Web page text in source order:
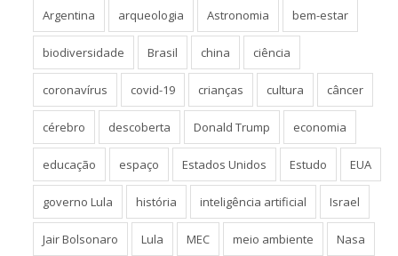
Argentina arqueologia Astronomia bem-estar
biodiversidade Brasil china ciência
coronavírus covid-19 crianças cultura câncer
cérebro descoberta Donald Trump economia
educação espaço Estados Unidos Estudo EUA
governo Lula história inteligência artificial Israel
Jair Bolsonaro Lula MEC meio ambiente Nasa